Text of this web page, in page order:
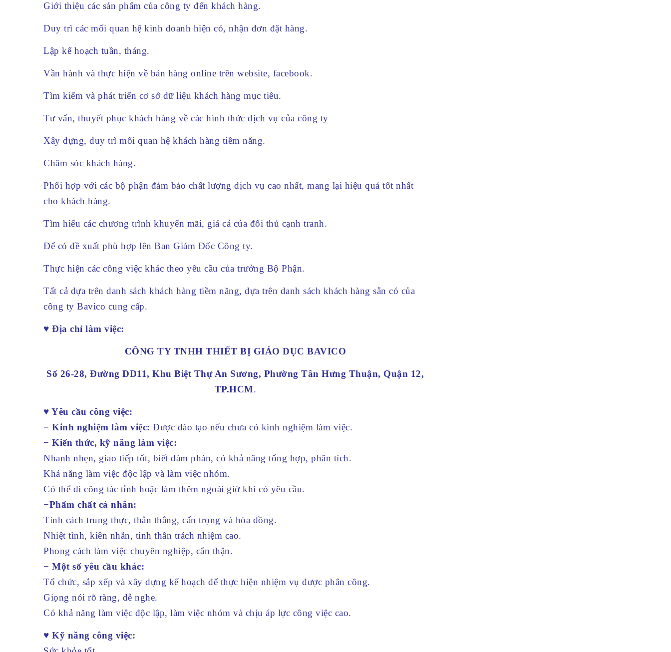
Giới thiệu các sản phẩm của công ty đến khách hàng.
Duy trì các mối quan hệ kinh doanh hiện có, nhận đơn đặt hàng.
Lập kế hoạch tuần, tháng.
Vần hành và thực hiện về bán hàng online trên website, facebook.
Tìm kiếm và phát triển cơ sở dữ liệu khách hàng mục tiêu.
Tư vấn, thuyết phục khách hàng về các hình thức dịch vụ của công ty
Xây dựng, duy trì mối quan hệ khách hàng tiềm năng.
Chăm sóc khách hàng.
Phối hợp với các bộ phận đảm bảo chất lượng dịch vụ cao nhất, mang lại hiệu quả tốt nhất
cho khách hàng.
Tìm hiểu các chương trình khuyến mãi, giá cả của đối thủ cạnh tranh.
Để có đề xuất phù hợp lên Ban Giám Đốc Công ty.
Thực hiện các công việc khác theo yêu cầu của trưởng Bộ Phận.
Tất cả dựa trên danh sách khách hàng tiềm năng, dựa trên danh sách khách hàng sẵn có của
công ty Bavico cung cấp.
♥ Địa chỉ làm việc:
CÔNG TY TNHH THIẾT BỊ GIÁO DỤC BAVICO
Số 26-28, Đường DD11, Khu Biệt Thự An Sương, Phường Tân Hưng Thuận, Quận 12,
TP.HCM.
♥ Yêu cầu công việc:
− Kinh nghiệm làm việc: Được đào tạo nếu chưa có kinh nghiệm làm việc.
− Kiến thức, kỹ năng làm việc:
Nhanh nhẹn, giao tiếp tốt, biết đàm phán, có khả năng tổng hợp, phân tích.
Khả năng làm việc độc lập và làm việc nhóm.
Có thể đi công tác tỉnh hoặc làm thêm ngoài giờ khi có yêu cầu.
−Phẩm chất cá nhân:
Tính cách trung thực, thẳn thắng, cẩn trọng và hòa đồng.
Nhiệt tình, kiên nhẫn, tinh thần trách nhiệm cao.
Phong cách làm việc chuyên nghiệp, cẩn thận.
− Một số yêu cầu khác:
Tổ chức, sắp xếp và xây dựng kế hoạch để thực hiện nhiệm vụ được phân công.
Giọng nói rõ ràng, dễ nghe.
Có khả năng làm việc độc lập, làm việc nhóm và chịu áp lực công việc cao.
♥ Kỹ năng công việc: